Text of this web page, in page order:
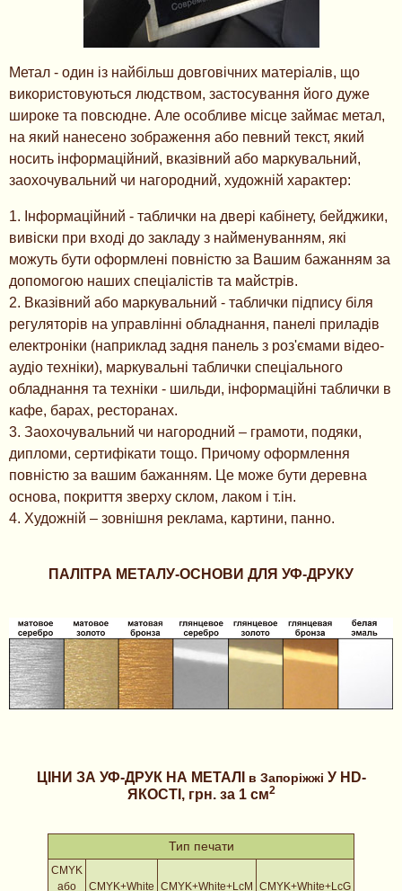
Метал - один із найбільш довговічних матеріалів, що
використовуються людством, застосування його дуже
широке та повсюдне. Але особливе місце займає метал,
на який нанесено зображення або певний текст, який
носить інформаційний, вказівний або маркувальний,
заохочувальний чи нагородний, художній характер:
1. Інформаційний - таблички на двері кабінету, бейджики,
вивіски при вході до закладу з найменуванням, які
можуть бути оформлені повністю за Вашим бажанням за
допомогою наших спеціалістів та майстрів.
2. Вказівний або маркувальний - таблички підпису біля
регуляторів на управлінні обладнання, панелі приладів
електроніки (наприклад задня панель з роз'ємами відео-
аудіо техніки), маркувальні таблички спеціального
обладнання та техніки - шильди, інформаційні таблички в
кафе, барах, ресторанах.
3. Заохочувальний чи нагородний – грамоти, подяки,
дипломи, сертифікати тощо. Причому оформлення
повністю за вашим бажанням. Це може бути деревна
основа, покриття зверху склом, лаком і т.ін.
4. Художній – зовнішня реклама, картини, панно.
ПАЛІТРА МЕТАЛУ-ОСНОВИ ДЛЯ УФ-ДРУКУ
ЦІНИ ЗА УФ-ДРУК НА МЕТАЛІ в Запоріжжі У HD-
ЯКОСТІ, грн. за 1 см2
Тип печати
CMYK
або
CMYK+White CMYK+White+LcM CMYK+White+LcG